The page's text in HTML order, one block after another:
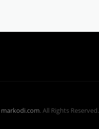
markodi.com. All Rights Reserved.